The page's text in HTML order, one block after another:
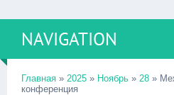
NAVIGATION
Главная » 2025 » Ноябрь » 28 »
конференция